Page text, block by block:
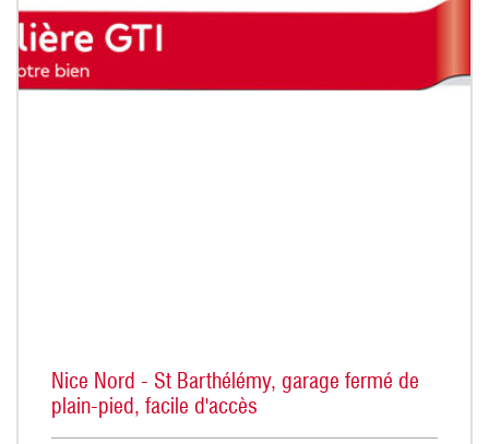
Nice Nord - St Barthélémy, garage fermé de
plain-pied, facile d'accès